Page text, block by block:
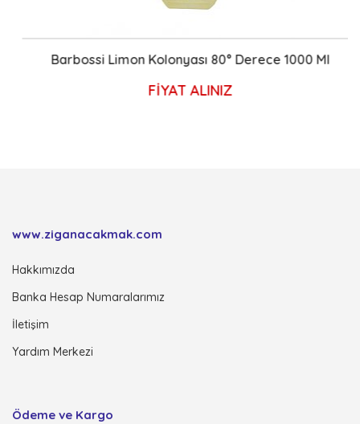
Barbossi Limon Kolonyası 80° Derece 1000 Ml
FİYAT ALINIZ
www.ziganacakmak.com
Hakkımızda
Banka Hesap Numaralarımız
İletişim
Yardım Merkezi
Ödeme ve Kargo